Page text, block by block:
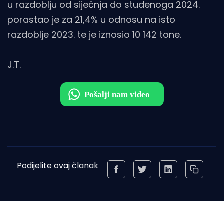
u razdoblju od siječnja do studenoga 2024.
porastao je za 21,4% u odnosu na isto
razdoblje 2023. te je iznosio 10 142 tone.
J.T.
Podijelite ovaj članak